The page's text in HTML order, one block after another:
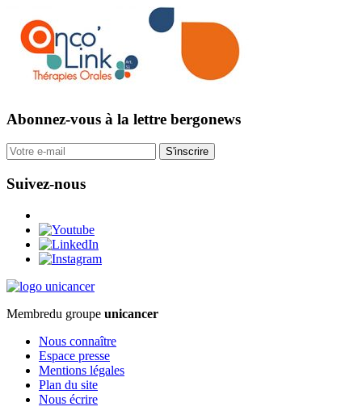
Abonnez-vous à la lettre bergonews
S'inscrire
Suivez-nous
Membredu groupe unicancer
Nous connaître
Espace presse
Mentions légales
Plan du site
Nous écrire